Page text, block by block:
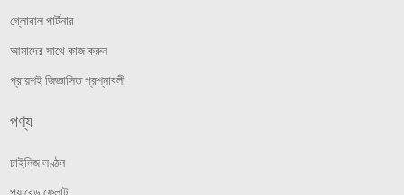
গ্লোবাল পার্টনার
আমাদের সাথে কাজ করুন
প্রায়শই জিজ্ঞাসিত প্রশ্নাবলী
পণ্য
চাইনিজ লণ্ঠন
প্যারেড ফ্লোট